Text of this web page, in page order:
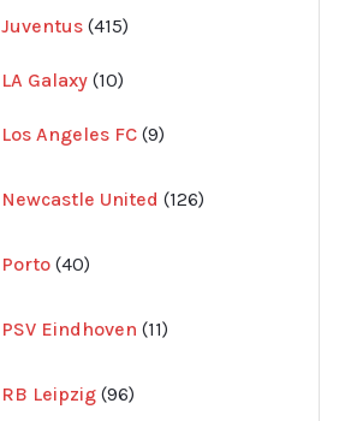
Juventus 415
produkter
LA Galaxy 1010
Los Angeles FC 9
produkter
Newcastle United 126
produkter
Porto 40
produkter
PSV Eindhoven 11
produkter
RB Leipzig 96
produkter